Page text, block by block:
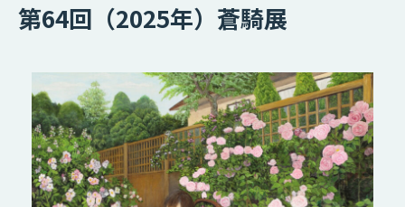
第64回（2025年）蒼騎展